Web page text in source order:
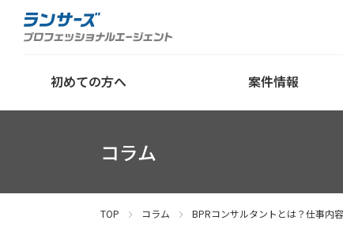
初めての方へ 案件情報
コラム
TOP コラム BPRコンサルタントとは？仕事内